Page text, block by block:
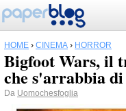
HOME › CINEMA › HORROR
Bigfoot Wars, il
che s'arrabbia
Da Uomochesfoglia